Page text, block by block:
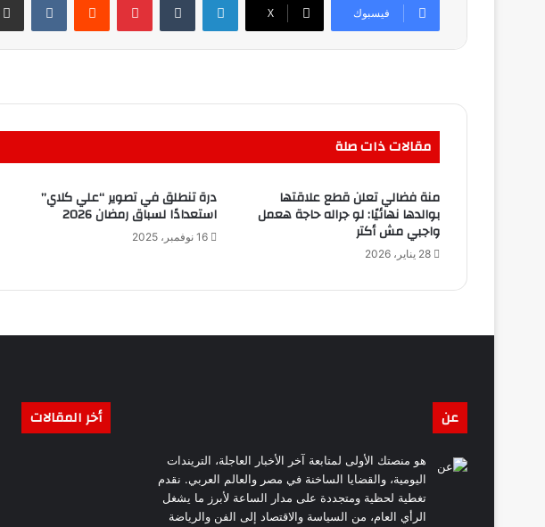
فيسبوك ‫X
مقالات ذات صلة
منة فضالي تعلن قطع علاقتها
بوالدها نهائيًا: لو جراله حاجة هعمل
واجبي مش أكتر
28 يناير، 2026
درة تنطلق في تصوير “علي كلاي”
استعدادًا لسباق رمضان 2026
16 نوفمبر، 2025
عن
هو منصتك الأولى لمتابعة آخر الأخبار العاجلة، التريندات
اليومية، والقضايا الساخنة في مصر والعالم العربي. نقدم
تغطية لحظية ومتجددة على مدار الساعة لأبرز ما يشغل
الرأي العام، من السياسة والاقتصاد إلى الفن والرياضة
أخر المقالات